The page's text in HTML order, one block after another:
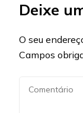
Deixe
O seu
Campos